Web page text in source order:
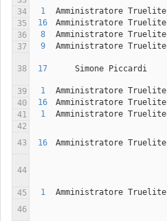
34
1 Amministratore Truelite
35
16 Amministratore Truelite
36
8 Amministratore Truelite
37
9 Amministratore Truelite
38 17 Simone Piccardi
39
1
Amministratore Truelite
40
16 Amministratore Truelite
41
1 Amministratore Truelite
42
43
16 Amministratore Truelite
44
45
1
Amministratore Truelite
46